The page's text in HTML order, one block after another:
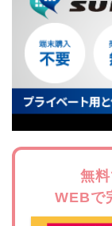
無
WEBで